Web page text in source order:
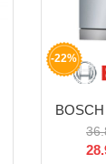
-22%